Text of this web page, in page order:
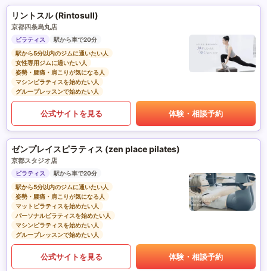
リントスル (Rintosull)
京都四条烏丸店
ピラティス
駅から車で20分
駅から5分以内のジムに通いたい人
女性専用ジムに通いたい人
姿勢・腰痛・肩こりが気になる人
マシンピラティスを始めたい人
グループレッスンで始めたい人
公式サイトを見る 体験・相談予約
ゼンプレイスピラティス (zen place pilates)
京都スタジオ店
ピラティス
駅から車で20分
駅から5分以内のジムに通いたい人
姿勢・腰痛・肩こりが気になる人
マットピラティスを始めたい人
パーソナルピラティスを始めたい人
マシンピラティスを始めたい人
グループレッスンで始めたい人
公式サイトを見る 体験・相談予約